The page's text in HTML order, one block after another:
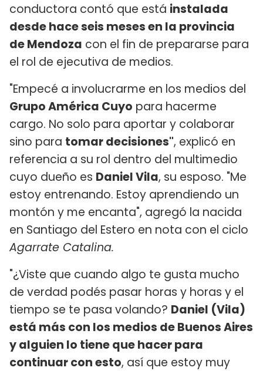
conductora contó que está instalada
desde hace seis meses en la provincia
de Mendoza con el fin de prepararse para
el rol de ejecutiva de medios.
"Empecé a involucrarme en los medios del
Grupo América Cuyo para hacerme
cargo. No solo para aportar y colaborar
sino para tomar decisiones", explicó en
referencia a su rol dentro del multimedio
cuyo dueño es Daniel Vila, su esposo. "Me
estoy entrenando. Estoy aprendiendo un
montón y me encanta", agregó la nacida
en Santiago del Estero en nota con el ciclo
Agarrate Catalina.
"¿Viste que cuando algo te gusta mucho
de verdad podés pasar horas y horas y el
tiempo se te pasa volando? Daniel (Vila)
está más con los medios de Buenos Aires
y alguien lo tiene que hacer para
continuar con esto, así que estoy muy